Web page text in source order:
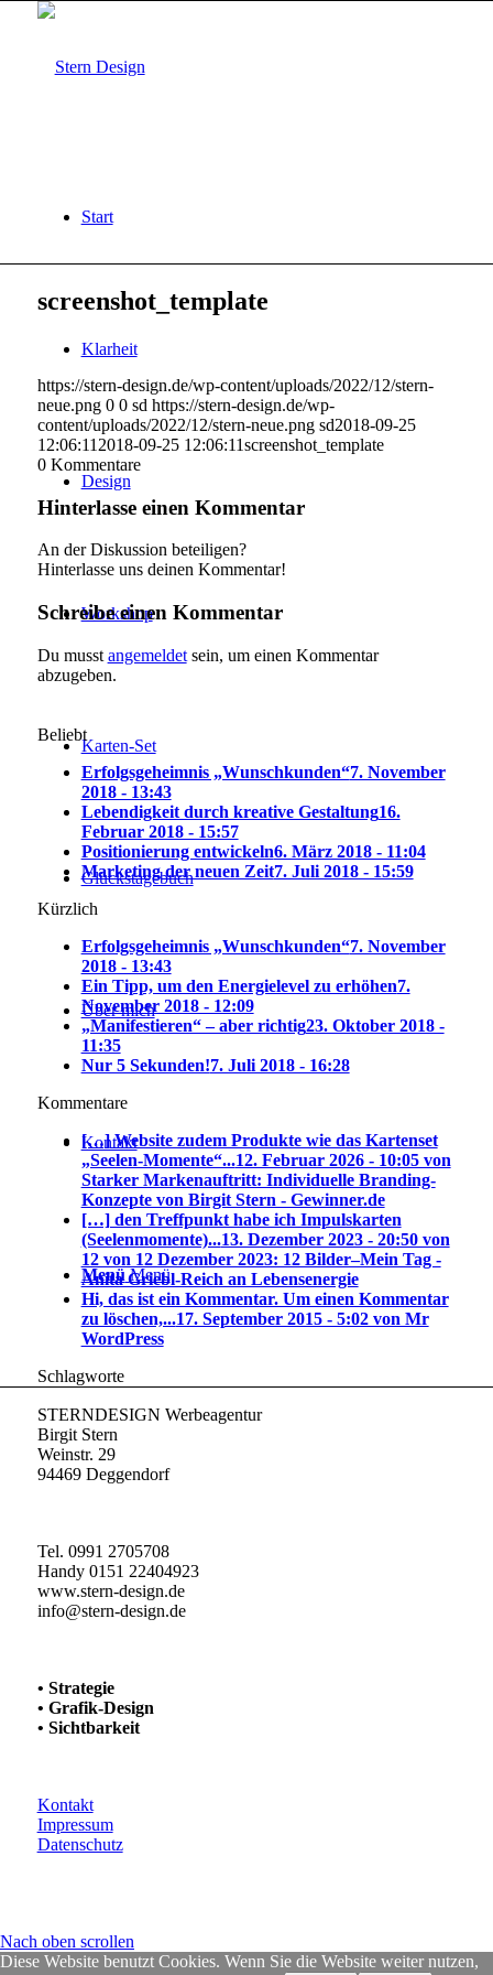
Start
Klarheit
Design
Workshop
Karten-Set
Glückstagebuch
Über mich
Kontakt
Menü Menü
screenshot_template
https://stern-design.de/wp-content/uploads/2022/12/stern-
neue.png 0 0 sd https://stern-design.de/wp-
content/uploads/2022/12/stern-neue.png sd2018-09-25
12:06:11 2018-09-25 12:06:11screenshot_template
0 Kommentare
Hinterlasse einen Kommentar
An der Diskussion beteiligen?
Hinterlasse uns deinen Kommentar!
Schreibe einen Kommentar
Du musst angemeldetsein, um einen Kommentar
abzugeben.
Beliebt
Erfolgsgeheimnis „Wunschkunden“7. November
2018 - 13:43
Lebendigkeit durch kreative Gestaltung16.
Februar 2018 - 15:57
Positionierung entwickeln6. März 2018 - 11:04
Marketing der neuen Zeit7. Juli 2018 - 15:59
Kürzlich
Erfolgsgeheimnis „Wunschkunden“7. November
2018 - 13:43
Ein Tipp, um den Energielevel zu erhöhen7.
November 2018 - 12:09
„Manifestieren“ – aber richtig23. Oktober 2018 -
11:35
Nur 5 Sekunden!7. Juli 2018 - 16:28
Kommentare
[…] Website zudem Produkte wie das Kartenset
„Seelen-Momente“...12. Februar 2026 - 10:05 von
Starker Markenauftritt: Individuelle Branding-
Konzepte von Birgit Stern - Gewinner.de
[…] den Treffpunkt habe ich Impulskarten
(Seelenmomente)...13. Dezember 2023 - 20:50 von
12 von 12 Dezember 2023: 12 Bilder–Mein Tag -
Anita Griebl-Reich an Lebensenergie
Hi, das ist ein Kommentar. Um einen Kommentar
zu löschen,...17. September 2015 - 5:02 von Mr
WordPress
Schlagworte
STERNDESIGN Werbeagentur
Birgit Stern
Weinstr. 29
94469 Deggendorf
Tel. 0991 2705708
Handy 0151 22404923
www.stern-design.de
info@stern-design.de
• Strategie
• Grafik-Design
• Sichtbarkeit
Kontakt
Impressum
Datenschutz
Nach oben scrollen
Diese Website benutzt Cookies. Wenn Sie die Website weiter nutzen,